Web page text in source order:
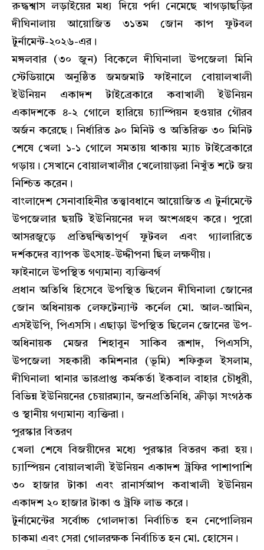
রুদ্ধশ্বাস লড়াইয়ের মধ্য দিয়ে পর্দা নেমেছে খাগড়াছড়ির
দীঘিনালায় আয়োজিত ৩১তম জোন কাপ ফুটবল
টুর্নামেন্ট-২০২৬-এর।
মঙ্গলবার (৩০ জুন) বিকেলে দীঘিনালা উপজেলা মিনি
স্টেডিয়ামে অনুষ্ঠিত জমজমাট ফাইনালে বোয়ালখালী
ইউনিয়ন একাদশ টাইব্রেকারে কবাখালী ইউনিয়ন
একাদশকে ৪-২ গোলে হারিয়ে চ্যাম্পিয়ন হওয়ার গৌরব
অর্জন করেছে। নির্ধারিত ৯০ মিনিট ও অতিরিক্ত ৩০ মিনিট
শেষে খেলা ১-১ গোলে সমতায় থাকায় ম্যাচ টাইব্রেকারে
গড়ায়। সেখানে বোয়ালখালীর খেলোয়াড়রা নিখুঁত শটে জয়
নিশ্চিত করেন।
বাংলাদেশ সেনাবাহিনীর তত্ত্বাবধানে আয়োজিত এ টুর্নামেন্টে
উপজেলার ছয়টি ইউনিয়নের দল অংশগ্রহণ করে। পুরো
আসরজুড়ে প্রতিদ্বন্দ্বিতাপূর্ণ ফুটবল এবং গ্যালারিতে
দর্শকদের ব্যাপক উৎসাহ-উদ্দীপনা ছিল লক্ষণীয়।
ফাইনালে উপস্থিত গণ্যমান্য ব্যক্তিবর্গ
প্রধান অতিথি হিসেবে উপস্থিত ছিলেন দীঘিনালা জোনের
জোন অধিনায়ক লেফটেন্যান্ট কর্নেল মো. আল-আমিন,
এসইউপি, পিএসসি। এছাড়া উপস্থিত ছিলেন জোনের উপ-
অধিনায়ক মেজর শিহাবুন সাকিব রূশাদ, পিএসসি,
উপজেলা সহকারী কমিশনার (ভূমি) শফিকুল ইসলাম,
দীঘিনালা থানার ভারপ্রাপ্ত কর্মকর্তা ইকবাল বাহার চৌধুরী,
বিভিন্ন ইউনিয়নের চেয়ারম্যান, জনপ্রতিনিধি, ক্রীড়া সংগঠক
ও স্থানীয় গণ্যমান্য ব্যক্তিরা।
পুরস্কার বিতরণ
খেলা শেষে বিজয়ীদের মধ্যে পুরস্কার বিতরণ করা হয়।
চ্যাম্পিয়ন বোয়ালখালী ইউনিয়ন একাদশ ট্রফির পাশাপাশি
৩০ হাজার টাকা এবং রানার্সআপ কবাখালী ইউনিয়ন
একাদশ ২০ হাজার টাকা ও ট্রফি লাভ করে।
টুর্নামেন্টের সর্বোচ্চ গোলদাতা নির্বাচিত হন নেপোলিয়ন
চাকমা এবং সেরা গোলরক্ষক নির্বাচিত হন মো. হোসেন।